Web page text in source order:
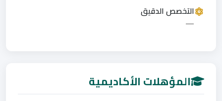
التخصص الدقيق
—
المؤهلات الأكاديمية